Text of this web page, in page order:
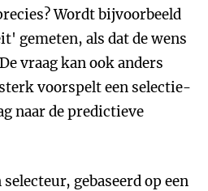
Wordt bijvoorbeeld
gemeten, als dat de wens
vraag kan ook anders
voorspelt een selectie-
naar de predictieve
gebaseerd op een